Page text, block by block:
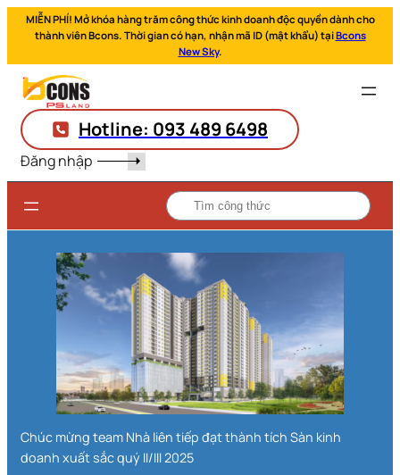
MIỄN PHÍ! Mở khóa hàng trăm công thức kinh doanh độc quyền dành cho
thành viên Bcons. Thời gian có hạn, nhận mã ID (mật khẩu) tạiBcons
New Sky.
Hotline: 093 489 6498
Đăng nhập
Chúc mừng team Nhà liên tiếp đạt thành tích Sàn kinh
doanh xuất sắc quý II/III 2025